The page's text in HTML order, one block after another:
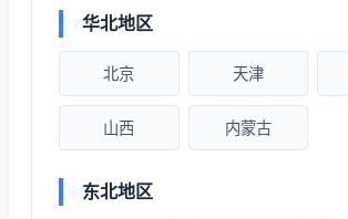
华北地区
北京 天津
山西 内蒙古
东北地区